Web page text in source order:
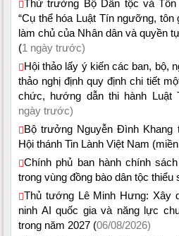
Thứ trưởng Bộ Dân tộc và Tôn
“Cụ thể hóa Luật Tín ngưỡng, tôn
làm chủ của Nhân dân và quyền
(1 ngày trước)
Hội thảo lấy ý kiến các ban, bộ,
thảo nghị định quy định chi tiết
chức, hướng dẫn thi hành Luật
ngày trước)
Bộ trưởng Nguyễn Đình Khang
Hội thánh Tin Lành Việt Nam
Chính phủ ban hành chính
trong vùng đồng bào dân tộc thiểu
Thủ tướng Lê Minh Hưng: Xây
ninh AI quốc gia và năng lực
trong năm 2027 (06/08/2026)